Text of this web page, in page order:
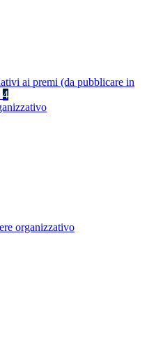
ai premi (da pubblicare in
4
organizzativo